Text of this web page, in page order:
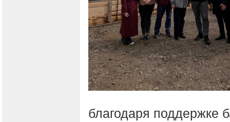
благодаря поддержке